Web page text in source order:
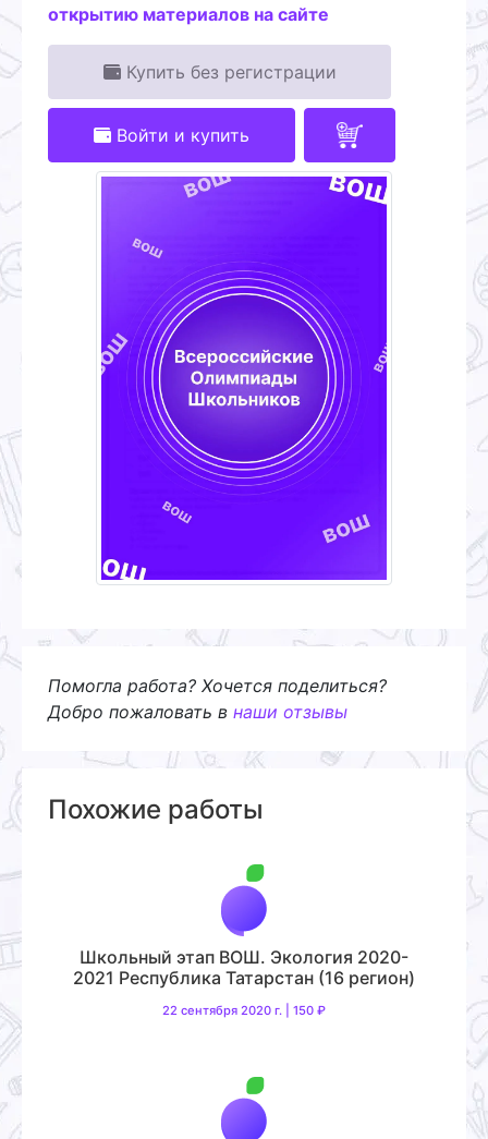
открытию материалов на сайте
Купить без регистрации
Войти и купить
Помогла работа? Хочется поделиться?
Добро пожаловать в наши отзывы
Похожие работы
Школьный этап ВОШ. Экология 2020-
2021 Республика Татарстан (16 регион)
22 сентября 2020 г. | 150 ₽